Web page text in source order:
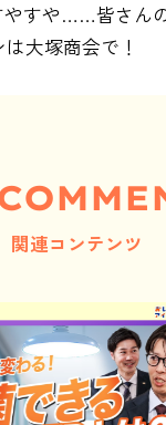
すや……皆さん
大塚商会で！
関連コンテンツ